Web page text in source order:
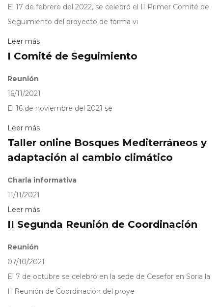
El 17 de febrero del 2022, se celebró el II Primer Comité de
Seguimiento del proyecto de forma vi
Leer más
I Comité de Seguimiento
Reunión
16/11/2021
El 16 de noviembre del 2021 se
Leer más
Taller online Bosques Mediterráneos y
adaptación al cambio climático
Charla informativa
11/11/2021
Leer más
II Segunda Reunión de Coordinación
Reunión
07/10/2021
El 7 de octubre se celebró en la sede de Cesefor en Soria la
II Reunión de Coordinación del proye